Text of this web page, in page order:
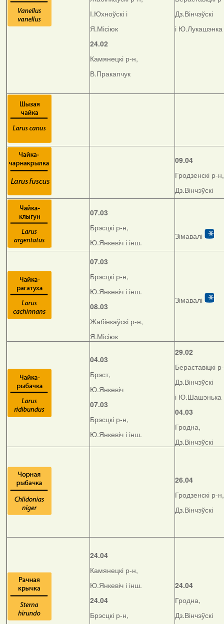
І.Юхноўскі і
Я.Місіюк
24.02
Камянецкі р-н,
В.Пракапчук
Дз.Вінчэўскі
і Ю.Лукашэнка
09.04
Гродзенскі р-н,
Дз.Вінчэўскі
07.03
Брэсцкі р-н,
Ю.Янкевіч і інш.
Зімавалі
07.03
Брэсцкі р-н,
Ю.Янкевіч і інш.
08.03
Жабінкаўскі р-н,
Я.Місіюк
Зімавалі
04.03
Брэст,
Ю.Янкевіч
07.03
Брэсцкі р-н,
Ю.Янкевіч і інш.
29.02
Бераставіцкі
Дз.Вінчэўскі
і Ю.Шашэнька
04.03
Гродна,
Дз.Вінчэўскі
26.04
Гродзенскі р-н,
Дз.Вінчэўскі
24.04
Камянецкі р-н,
Ю.Янкевіч і інш.
24.04
Брэсцкі р-н,
24.04
Гродна,
Дз.Вінчэўскі